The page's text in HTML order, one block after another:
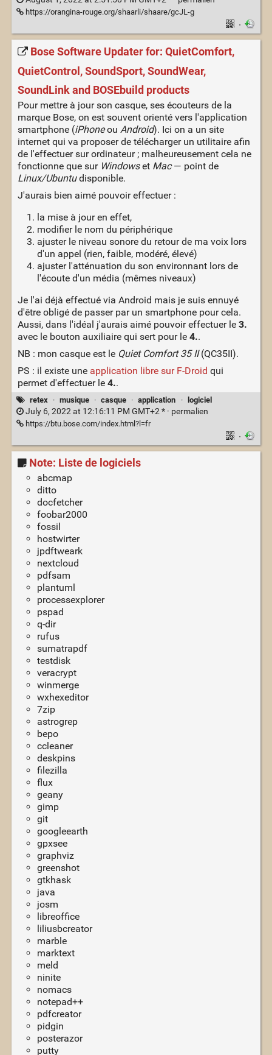
https://orangina-rouge.org/shaarli/shaare/gcJL-g
·
Bose Software Updater for: QuietComfort,
QuietControl, SoundSport, SoundWear,
SoundLink and BOSEbuild products
Pour mettre à jour son casque, ses écouteurs de la
marque Bose, on est souvent orienté vers l'application
smartphone (iPhoneou Android). Ici on a un site
internet qui va proposer de télécharger un utilitaire afin
de l'effectuer sur ordinateur ; malheureusement cela ne
fonctionne que sur Windowset Mac— point de
Linux/Ubuntudisponible.
J'aurais bien aimé pouvoir effectuer :
la mise à jour en effet,
modifier le nom du périphérique
ajuster le niveau sonore du retour de ma voix lors
d'un appel (rien, faible, modéré, élevé)
ajuster l'atténuation du son environnant lors de
l'écoute d'un média (mêmes niveaux)
Je l'ai déjà effectué via Android mais je suis ennuyé
d'être obligé de passer par un smartphone pour cela.
Aussi, dans l'idéal j'aurais aimé pouvoir effectuer le 3.
avec le bouton auxiliaire qui sert pour le 4..
NB : mon casque est le Quiet Comfort 35 II(QC35II).
PS : il existe une application libre sur F-Droid qui
permet d'effectuer le 4..
retex · musique · casque · application · logiciel
July 6, 2022 at 12:16:11 PM GMT+2 * · permalien
https://btu.bose.com/index.html?l=fr
·
Note: Liste de logiciels
abcmap
ditto
docfetcher
foobar2000
fossil
hostwirter
jpdftweark
nextcloud
pdfsam
plantuml
processexplorer
pspad
q-dir
rufus
sumatrapdf
testdisk
veracrypt
winmerge
wxhexeditor
7zip
astrogrep
bepo
ccleaner
deskpins
filezilla
flux
geany
gimp
git
googleearth
gpxsee
graphviz
greenshot
gtkhask
java
josm
libreoffice
liliusbcreator
marble
marktext
meld
ninite
nomacs
notepad++
pdfcreator
pidgin
posterazor
putty